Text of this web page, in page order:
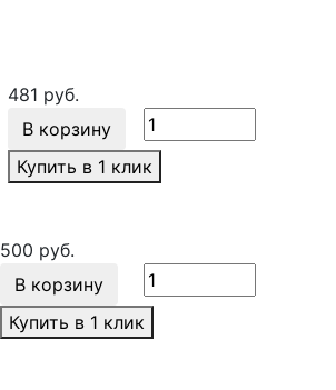
481 руб.
В корзину
Купить в 1 клик
500 руб.
В корзину
Купить в 1 клик